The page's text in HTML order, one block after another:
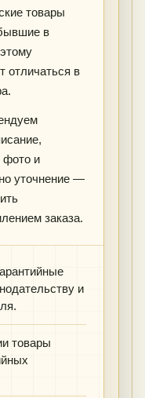
товары
в
отличаться в
фото и
уточнение —
заказа.
и
товары